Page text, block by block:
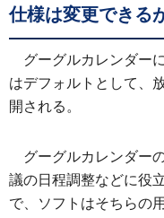
仕様は変更できる
グーグルカレンダー
はデフォルトとして、
開される。
グーグルカレンダー
議の日程調整などに役
で、ソフトはそちらの